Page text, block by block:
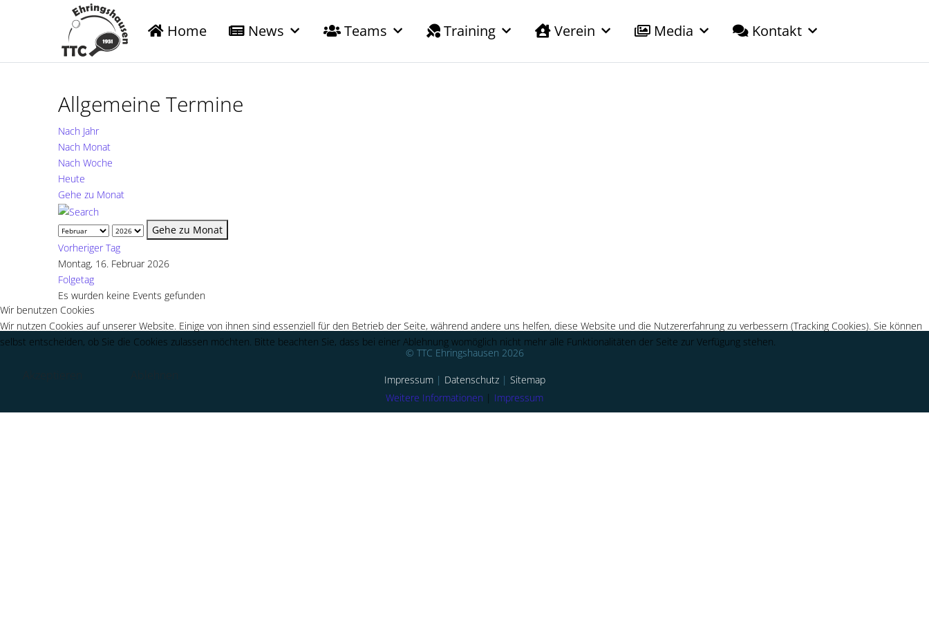
Home News Teams Training Verein Media Kontakt
Allgemeine Termine
Nach Jahr
Nach Monat
Nach Woche
Heute
Gehe zu Monat
Gehe zu Monat
Vorheriger Tag
Montag, 16. Februar 2026
Folgetag
Es wurden keine Events gefunden
© TTC Ehringshausen 2026
Impressum | Datenschutz | Sitemap
Wir benutzen Cookies
Wir nutzen Cookies auf unserer Website. Einige von ihnen sind essenziell für den Betrieb der Seite, während andere uns helfen, diese Website und die Nutzererfahrung zu verbessern (Tracking Cookies). Sie können
selbst entscheiden, ob Sie die Cookies zulassen möchten. Bitte beachten Sie, dass bei einer Ablehnung womöglich nicht mehr alle Funktionalitäten der Seite zur Verfügung stehen.
Weitere Informationen | Impressum